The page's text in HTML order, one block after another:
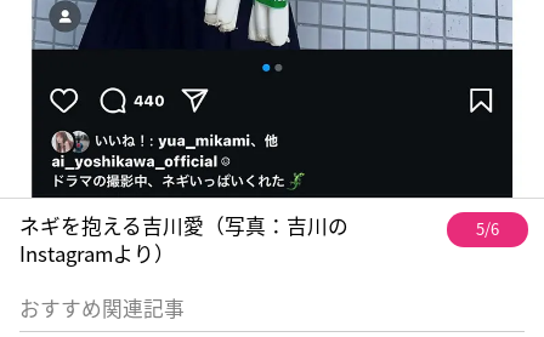
ネギを抱える吉川愛（写真：吉川の
Instagramより）
5/6
おすすめ関連記事